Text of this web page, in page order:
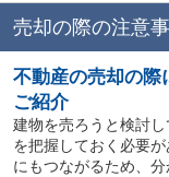
売却の際の注意
不動産の売却の際
ご紹介
建物を売ろうと検討
を把握しておく必要
にもつながるため、分